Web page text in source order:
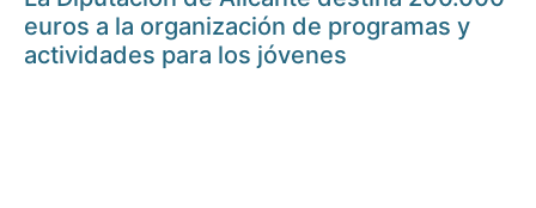
euros a la organización de programas y
actividades para los jóvenes